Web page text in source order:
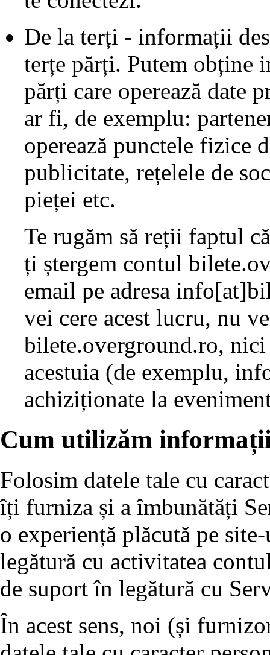
De la terți - informații
terțe părți. Putem obține
părți care operează date
ar fi, de exemplu:
operează punctele fizice
publicitate, rețelele de
pieței etc.
Te rugăm să reții faptul
ți ștergem contul
email pe adresa
vei cere acest lucru, nu
bilete.overground.ro,
acestuia (de exemplu,
achiziționate la
Cum utilizăm
Folosim datele tale cu
îți furniza și a îmbunătăți
o experiență plăcută pe
legătură cu activitatea
de suport în legătură cu
În acest sens, noi (și